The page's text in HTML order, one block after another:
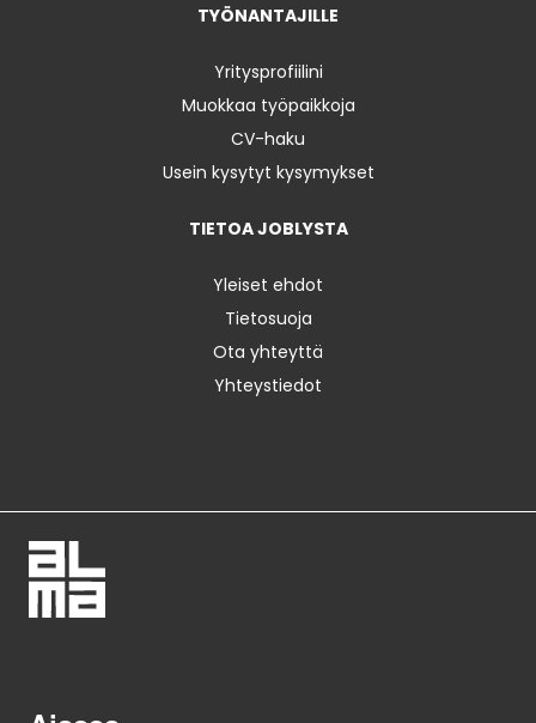
TYÖNANTAJILLE
Yritysprofiilini
Muokkaa työpaikkoja
CV-haku
Usein kysytyt kysymykset
TIETOA JOBLYSTA
Yleiset ehdot
Tietosuoja
Ota yhteyttä
Yhteystiedot